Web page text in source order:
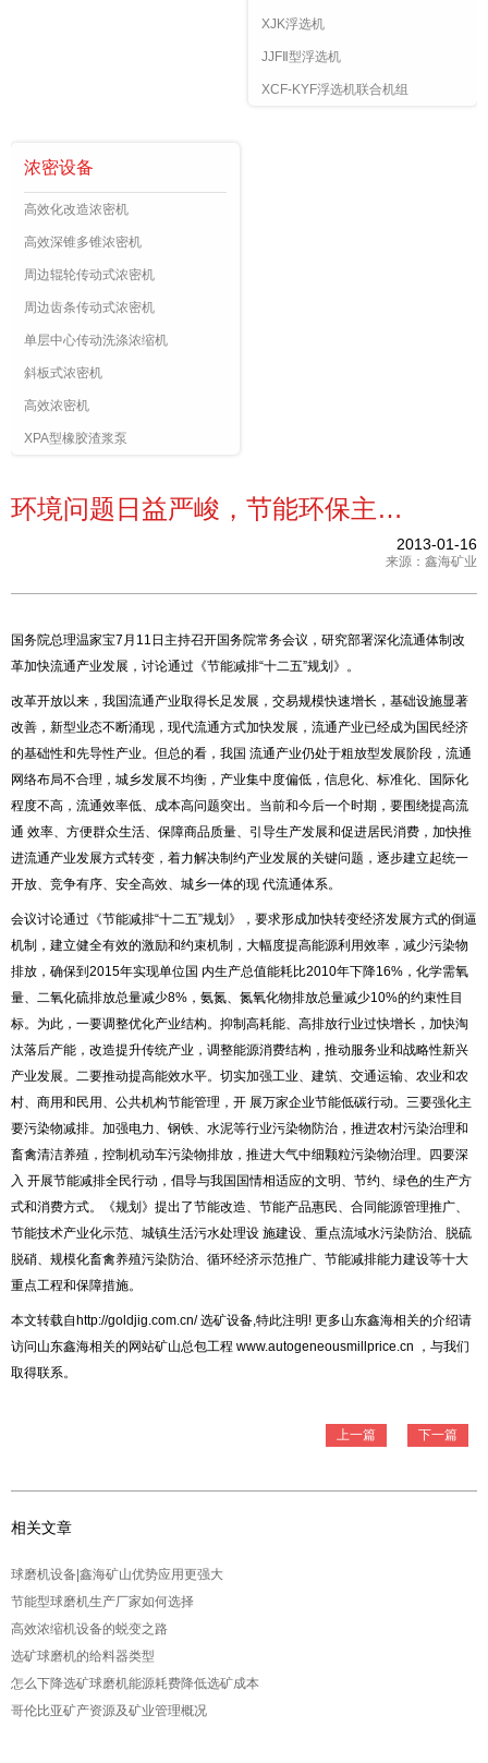
XJK浮选机
JJFⅡ型浮选机
XCF-KYF浮选机联合机组
浓密设备
高效化改造浓密机
高效深锥多锥浓密机
周边辊轮传动式浓密机
周边齿条传动式浓密机
单层中心传动洗涤浓缩机
斜板式浓密机
高效浓密机
XPA型橡胶渣浆泵
环境问题日益严峻，节能环保主导矿业新进程
2013-01-16
来源：鑫海矿业
国务院总理温家宝7月11日主持召开国务院常务会议，研究部署深化流通体制改
革加快流通产业发展，讨论通过《节能减排“十二五”规划》。
改革开放以来，我国流通产业取得长足发展，交易规模快速增长，基础设施显著
改善，新型业态不断涌现，现代流通方式加快发展，流通产业已经成为国民经济
的基础性和先导性产业。但总的看，我国 流通产业仍处于粗放型发展阶段，流通
网络布局不合理，城乡发展不均衡，产业集中度偏低，信息化、标准化、国际化
程度不高，流通效率低、成本高问题突出。当前和今后一个时期，要围绕提高流
通 效率、方便群众生活、保障商品质量、引导生产发展和促进居民消费，加快推
进流通产业发展方式转变，着力解决制约产业发展的关键问题，逐步建立起统一
开放、竞争有序、安全高效、城乡一体的现 代流通体系。
会议讨论通过《节能减排“十二五”规划》，要求形成加快转变经济发展方式的倒逼
机制，建立健全有效的激励和约束机制，大幅度提高能源利用效率，减少污染物
排放，确保到2015年实现单位国 内生产总值能耗比2010年下降16%，化学需氧
量、二氧化硫排放总量减少8%，氨氮、氮氧化物排放总量减少10%的约束性目
标。为此，一要调整优化产业结构。抑制高耗能、高排放行业过快增长，加快淘
汰落后产能，改造提升传统产业，调整能源消费结构，推动服务业和战略性新兴
产业发展。二要推动提高能效水平。切实加强工业、建筑、交通运输、农业和农
村、商用和民用、公共机构节能管理，开 展万家企业节能低碳行动。三要强化主
要污染物减排。加强电力、钢铁、水泥等行业污染物防治，推进农村污染治理和
畜禽清洁养殖，控制机动车污染物排放，推进大气中细颗粒污染物治理。四要深
入 开展节能减排全民行动，倡导与我国国情相适应的文明、节约、绿色的生产方
式和消费方式。《规划》提出了节能改造、节能产品惠民、合同能源管理推广、
节能技术产业化示范、城镇生活污水处理设 施建设、重点流域水污染防治、脱硫
脱硝、规模化畜禽养殖污染防治、循环经济示范推广、节能减排能力建设等十大
重点工程和保障措施。
本文转载自http://goldjig.com.cn/选矿设备,特此注明! 更多山东鑫海相关的介绍请
访问山东鑫海相关的网站矿山总包工程 www.autogeneousmillprice.cn
，与我们
取得联系。
上一篇 下一篇
相关文章
球磨机设备|鑫海矿山优势应用更强大
节能型球磨机生产厂家如何选择
高效浓缩机设备的蜕变之路
选矿球磨机的给料器类型
怎么下降选矿球磨机能源耗费降低选矿成本
哥伦比亚矿产资源及矿业管理概况